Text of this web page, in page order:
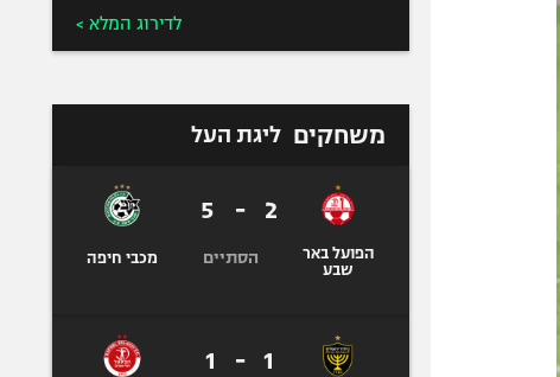
לדירוג המלא >
משחקים ליגת העל
הפועל באר
שבע
2
-
5
הסתיים מכבי חיפה
1
-
1